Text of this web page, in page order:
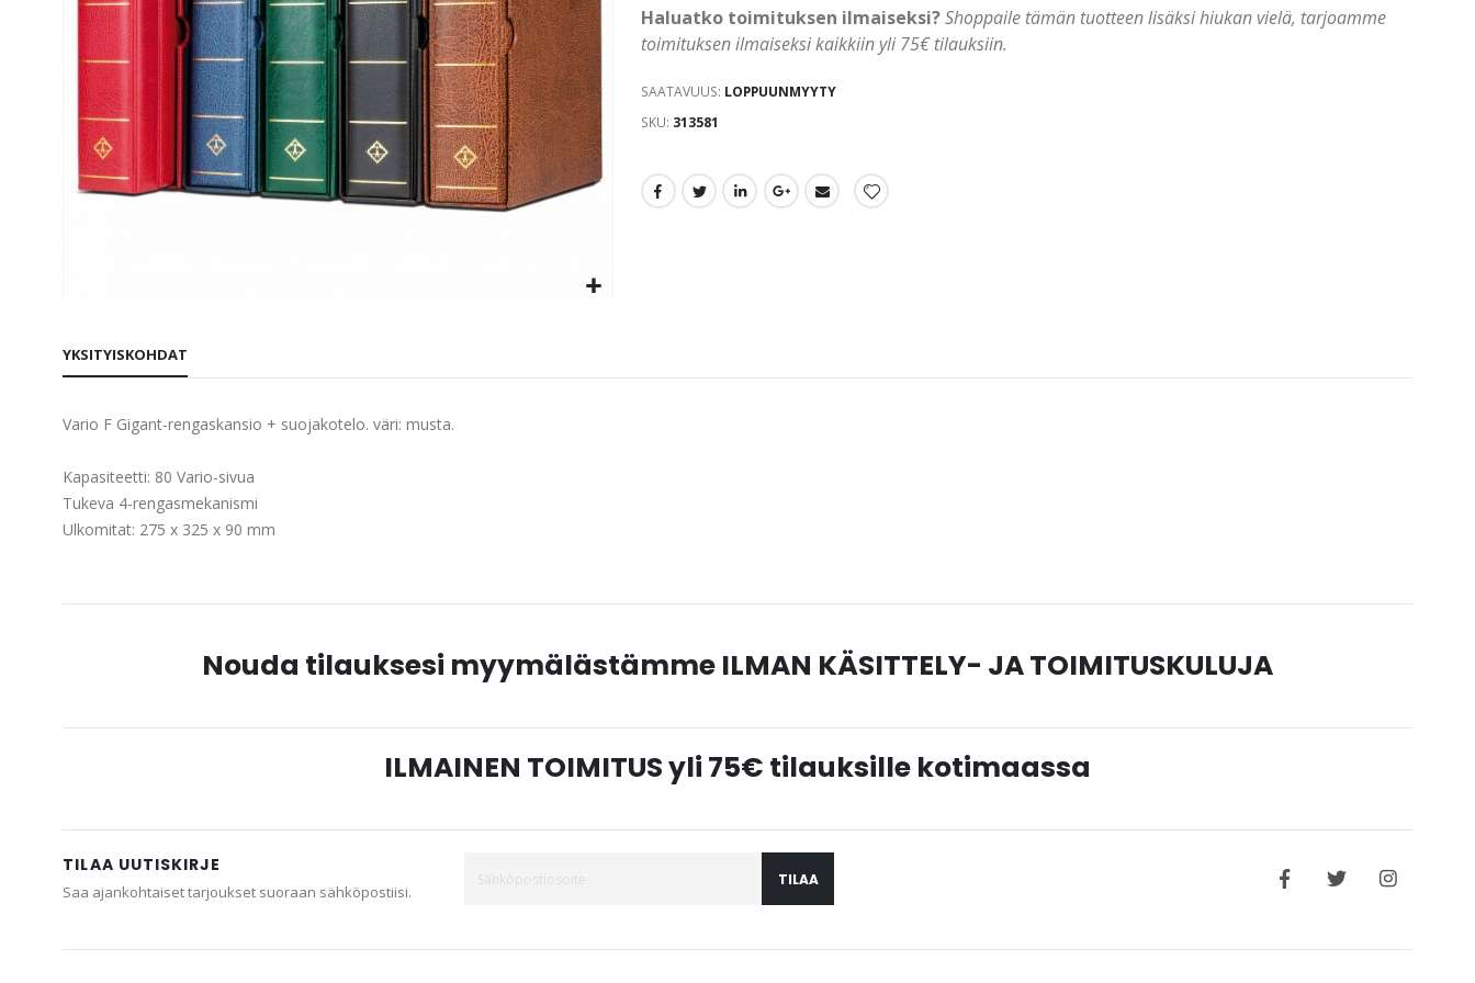
the
of
images
gallery
Haluatko toimituksen ilmaiseksi?Shoppaile tämän tuotteen lisäksi hiukan vielä, tarjoamme
toimituksen ilmaiseksi kaikkiin yli 75€ tilauksiin.
SAATAVUUS: LOPPUUNMYYTY
SKU 313581
YKSITYISKOHDAT
Vario F Gigant-rengaskansio + suojakotelo. väri: musta.
Kapasiteetti: 80 Vario-sivua
Tukeva 4-rengasmekanismi
Ulkomitat: 275 x 325 x 90 mm
Nouda tilauksesi myymälästämme ILMAN KÄSITTELY- JA TOIMITUSKULUJA
ILMAINEN TOIMITUS yli 75€ tilauksille kotimaassa
TILAA UUTISKIRJE
Saa ajankohtaiset tarjoukset suoraan sähköpostiisi.
TILAA